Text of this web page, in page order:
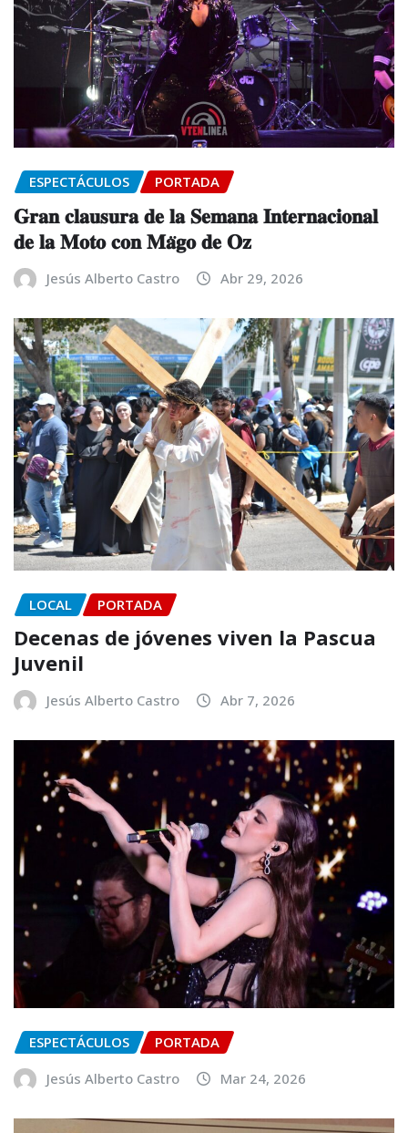
ESPECTÁCULOS PORTADA
𝐆𝐫𝐚𝐧 𝐜𝐥𝐚𝐮𝐬𝐮𝐫𝐚 𝐝𝐞 𝐥𝐚 𝐒𝐞𝐦𝐚𝐧𝐚 𝐈𝐧𝐭𝐞𝐫𝐧𝐚𝐜𝐢𝐨𝐧𝐚𝐥
𝐝𝐞 𝐥𝐚 𝐌𝐨𝐭𝐨 𝐜𝐨𝐧 𝐌𝐚̈𝐠𝐨 𝐝𝐞 𝐎𝐳
Jesús Alberto Castro Abr 29, 2026
LOCAL PORTADA
Decenas de jóvenes viven la Pascua
Juvenil
Jesús Alberto Castro Abr 7, 2026
ESPECTÁCULOS
PORTADA
Jesús Alberto Castro
Mar 24, 2026